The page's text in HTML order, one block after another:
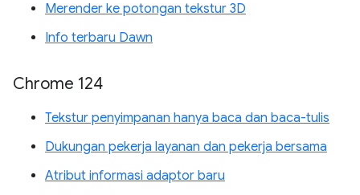
Merender ke potongan tekstur 3D
Info terbaru Dawn
Chrome 124
Tekstur penyimpanan hanya baca dan baca-tulis
Dukungan pekerja layanan dan pekerja bersama
Atribut informasi adaptor baru